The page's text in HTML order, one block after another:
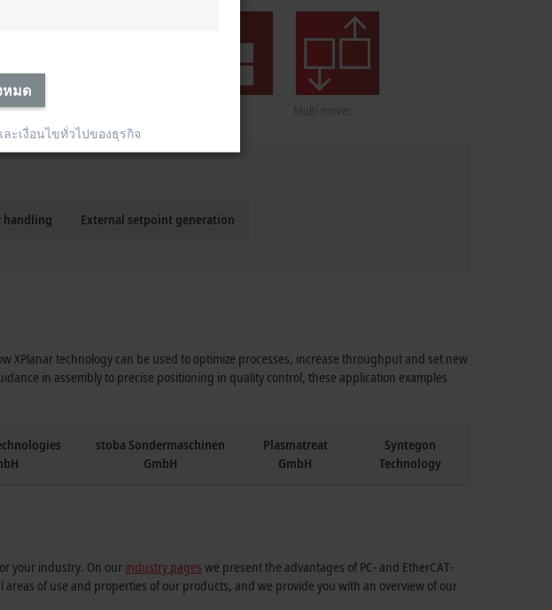
3 m/s
handling External setpoint generation
XPlanar technology can be used to optimize processes, increase throughput and set new
in assembly to precise positioning in quality control, these application examples
stoba Sondermaschinen
GmbH
Plasmatreat
GmbH
Syntegon
Technology
your industry. On our industry pages we present the advantages of PC- and EtherCAT-
of use and properties of our products, and we provide you with an overview of our
หมด
ะเงื่อนไขทั่วไปของธุรกิจ